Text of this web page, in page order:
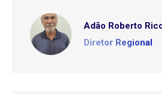
Adão Roberto
Diretor Regional